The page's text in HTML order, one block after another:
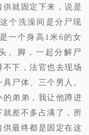
就固定下来，说是
个洗澡间是分尸现
一个身高1米6的女
、脚，一起分解尸
下，法官也去现场
尸体、三个男人。
弟弟，我让他蹲进
差不多占满了，所
供最终都是固定在这